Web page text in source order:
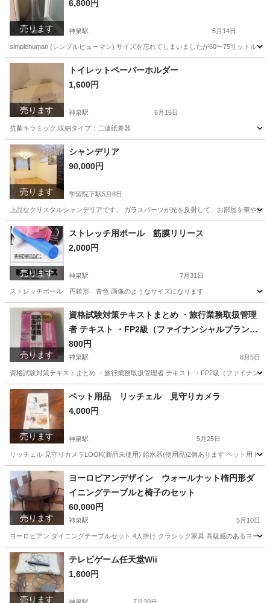
売ります
6,800円
神泉駅 6月14日
simplehuman (シンプルヒューマン) サイズを忘れてしまいましたが60〜75リットルく
東京 渋谷区 神泉駅 インテリア雑貨/小物
シンプルヒューマン
売ります
トイレットペーパーホルダー
1,600円
神泉駅 6月16日
抗菌キラミック 収納タイプ：二連紙巻器
東京 渋谷区
売ります
シャンデリア
90,000円
学習院下駅5月8日
上品なクリスタルシャンデリアです。 ガラスパーツが光を反射して、お部屋を華や
東京 豊島区 学習院下駅 その他 シャンデリア
売ります
ストレッチ用ポール 筋膜リリース
2,000円
神泉駅 7月31日
ストレッチポール 円錐形 青色 画像のようなサイズになります
東京 渋谷区 神泉駅 フィットネス、トレーニング
売ります
資格試験対策テキストまとめ ・旅行業務取扱管理
者 テキスト ・FP2級（ファイナンシャルプランナ
ー）学科・実技 テキスト
800円
神泉駅 8月5日
資格試験対策テキストまとめ ・旅行業務取扱管理者 テキスト ・FP2級（ファイナン
東京 渋谷区 神泉駅 ビジネス、経済 テキスト
売ります
ペット用品 リッチェル 見守りカメラ
4,000円
神泉駅 5月25日
リッチェル 見守りカメラLOOK(新品未使用) 給水器(使用品)2個あります ペット用トイ
東京 渋谷区 その他 リッチェル
売ります
ヨーロピアンデザイン ウォールナット楕円形ダ
イニングテーブルと椅子のセット
60,000円
神泉駅 5月10日
ヨーロピアン ダイニングテーブルセット 4人掛け クラシック家具 高級感のあるヨー
東京 渋谷区 神泉駅 テーブル
売ります
テレビゲーム任天堂Wii
1,600円